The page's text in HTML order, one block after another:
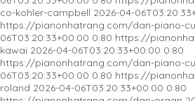
co-kohler-campbell 2026-04-
https://pianonhatrang.com/dan-piano-cu
06T03:20:33+00:00 0.80 https://
kawai 2026-04-06T03:20:33+00:00 0.80
https://pianonhatrang.com/dan-piano-
06T03:20:33+00:00 0.80 https://
roland 2026-04-06T03:20:33+00:00 0.80